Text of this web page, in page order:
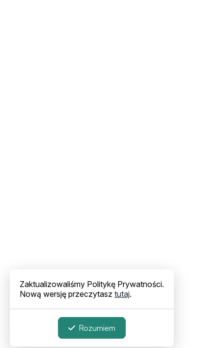
Zaktualizowaliśmy Politykę Prywatności.
Nową wersję przeczytasz tutaj.
Rozumiem